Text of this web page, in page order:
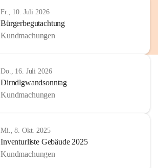
Fr., 10. Juli 2026
Bürgerbegutachtung
Kundmachungen
Do., 16. Juli 2026
Dirndlgwandsonntag
Kundmachungen
Mi., 8. Okt. 2025
Inventurliste Gebäude 2025
Kundmachungen